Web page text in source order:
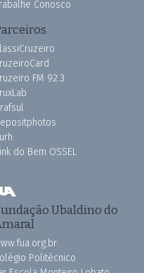
Conosco
FM 92.3
do Bem OSSEL
Ubaldino do
Politécnico